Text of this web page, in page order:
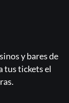
y bares de
tus tickets el